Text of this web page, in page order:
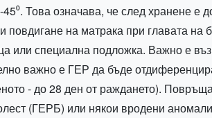
Това означава, че след хранене е
на матрака при главата на
или специална подложка. Важно е
важно е ГЕР да бъде
- до 28 ден от раждането).
(ГЕРБ) или някои вродени